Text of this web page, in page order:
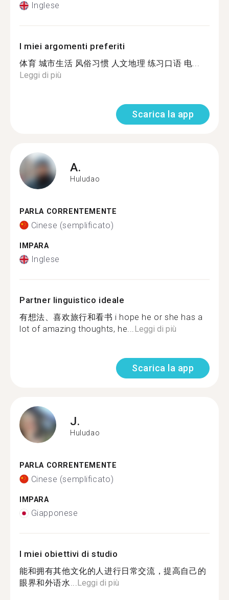
Inglese
I miei argomenti preferiti
体育 城市生活 风俗习惯 人文地理 练习口语 电...
Leggi di più
Scarica la app
A.
Huludao
PARLA CORRENTEMENTE
Cinese (semplificato)
IMPARA
Inglese
Partner linguistico ideale
有想法、喜欢旅行和看书 i hope he or she has a
lot of amazing thoughts, he...Leggi di più
Scarica la app
J.
Huludao
PARLA CORRENTEMENTE
Cinese (semplificato)
IMPARA
Giapponese
I miei obiettivi di studio
能和拥有其他文化的人进行日常交流，提高自己的
眼界和外语水...Leggi di più